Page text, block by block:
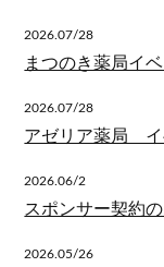
2026.07/28
まつのき薬局イ
2026.07/28
アゼリア薬局 イ
2026.06/2
スポンサー契約
2026.05/26